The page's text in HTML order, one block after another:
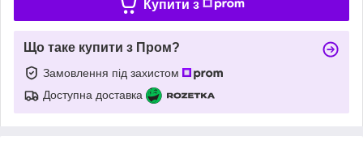
Купити з
Що таке купити з Пром?
Замовлення під захистом
Доступна доставка